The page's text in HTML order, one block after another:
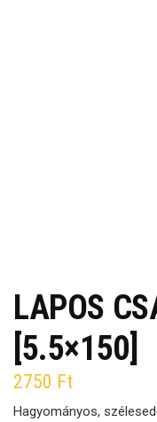
LAPOS
[5.5×150]
2750 Ft
Hagyományos,